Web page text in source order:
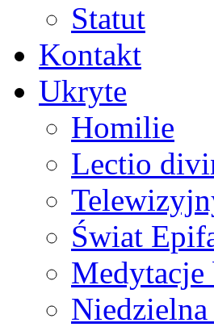
Statut
Kontakt
Ukryte
Homilie
Lectio
Świat